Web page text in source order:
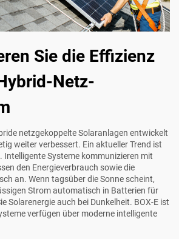
Sie die Effizienz
Netz-
netzgekoppelte Solaranlagen entwickelt
weiter verbessert. Ein aktueller Trend ist
Intelligente Systeme kommunizieren mit
den Energieverbrauch sowie die
an. Wenn tagsüber die Sonne scheint,
Strom automatisch in Batterien für
Solarenergie auch bei Dunkelheit. BOX-E ist
verfügen über moderne intelligente